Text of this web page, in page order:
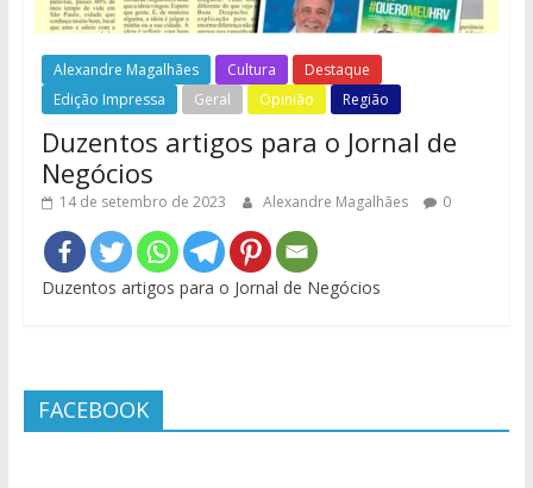
Alexandre Magalhães Cultura
Destaque
Edição Impressa
Geral Opinião Região
Duzentos artigos para o Jornal de
Negócios
14 de setembro de 2023 Alexandre Magalhães 0
Duzentos artigos para o Jornal de Negócios
FACEBOOK